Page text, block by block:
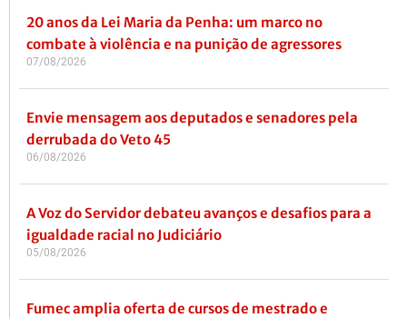
20 anos da Lei Maria da Penha: um marco no
combate à violência e na punição de agressores
07/08/2026
Envie mensagem aos deputados e senadores pela
derrubada do Veto 45
06/08/2026
A Voz do Servidor debateu avanços e desafios para a
igualdade racial no Judiciário
05/08/2026
Fumec amplia oferta de cursos de mestrado e